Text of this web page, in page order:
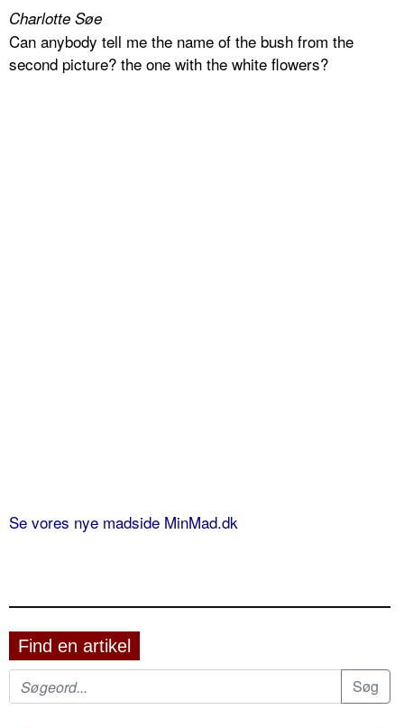
Charlotte Søe
Can anybody tell me the name of the bush from the
second picture? the one with the white flowers?
Se vores nye madside MinMad.dk
Find en artikel